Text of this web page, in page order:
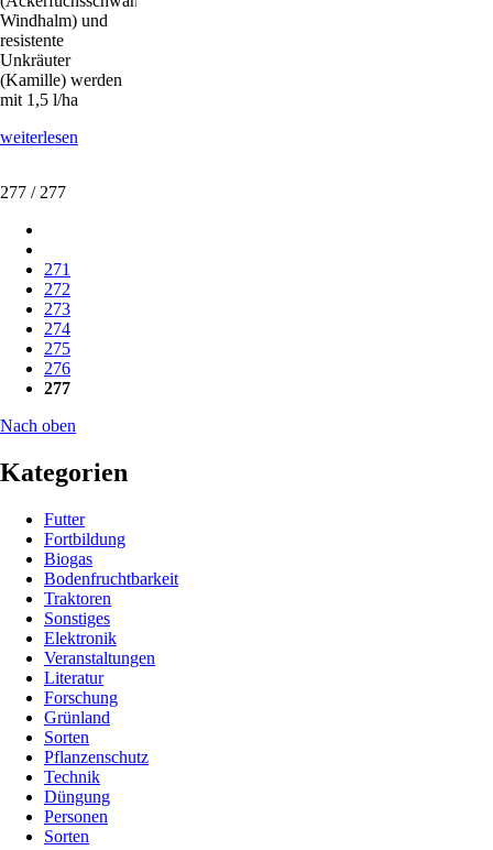
Windhalm) und
resistente
Unkräuter
(Kamille) werden
mit 1,5 l/ha
weiterlesen
277 / 277
271
272
273
274
275
276
277
Nach oben
Kategorien
Futter
Fortbildung
Biogas
Bodenfruchtbarkeit
Traktoren
Sonstiges
Elektronik
Veranstaltungen
Literatur
Forschung
Grünland
Sorten
Pflanzenschutz
Technik
Düngung
Personen
Sorten